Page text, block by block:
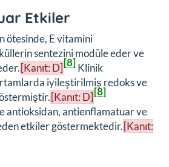
Etkiler
ötesinde, E vitamini
sentezini modüle eder ve
[Kanıt: D][8]Klinik
iyileştirilmiş redoks ve
[Kanıt: D][8]
antioksidan, antienflamatuar ve
etkiler göstermektedir.[Kanıt: